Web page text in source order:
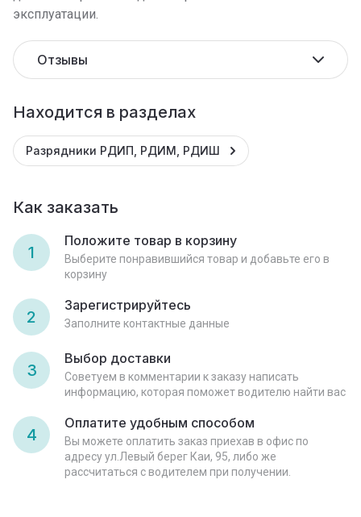
эксплуатации.
Отзывы
Находится в разделах
Разрядники РДИП, РДИМ, РДИШ
Как заказать
1
Положите товар в корзину
Выберите понравившийся товар и добавьте его в
корзину
2
Зарегистрируйтесь
Заполните контактные данные
3
Выбор доставки
Советуем в комментарии к заказу написать
информацию, которая поможет водителю найти вас
4
Оплатите удобным способом
Вы можете оплатить заказ приехав в офис по
адресу ул.Левый берег Каи, 95, либо же
рассчитаться с водителем при получении.